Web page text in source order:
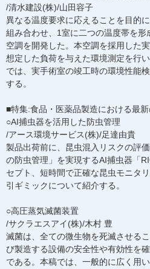
/清水建設(株)/山田容子
異なる温度要求に応えることを目的
組み合わせ、1室に二つの温度帯を
空調を開発した。本空調を採用した
想定した負荷を与えた環境測定を行
では、実手術室の竣工時の環境性能
する。
■特集:食品・医薬品製造における最
○AI捕虫器を活用した防虫管理
/アース環境サービス(株)/足達由貴
製品出荷前に、昆虫混入リスクの評
の防虫管理」を実現するAI捕虫器「
セプト、短時間で正確な昆虫モニタ
引ギミックについて紹介する。
○高圧蒸気滅菌装置
/サクラエスアイ(株)/木村 豊
滅菌は、全ての微生物を死滅させる
び製造する設備の安全性や有効性を
である。本稿では、一般的に広く用